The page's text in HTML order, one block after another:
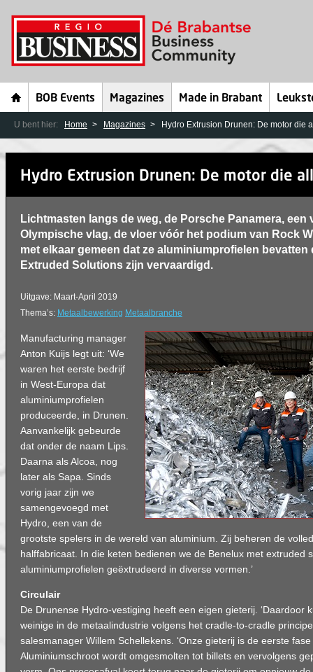
BOB Events Magazines Made in Brabant
U bent hier: Home Magazines Hydro Extrusion Drunen: De motor die
Hydro Extrusion Drunen: De motor die
Lichtmasten langs de weg, de Porsche Panamera, een
Olympische vlag, de vloer vóór het podium van Rock
met elkaar gemeen dat ze aluminiumprofielen
Extruded Solutions zijn vervaardigd.
Uitgave: Maart-April 2019
Thema’s: Metaalbewerking Metaalbranche
Manufacturing manager
Anton Kuijs legt uit: ‘We
waren het eerste bedrijf
in West-Europa dat
aluminiumprofielen
produceerde, in Drunen.
Aanvankelijk gebeurde
dat onder de naam Lips.
Daarna als Alcoa, nog
later als Sapa. Sinds
vorig jaar zijn we
samengevoegd met
Hydro, een van de
grootste spelers in de wereld van aluminium. Zij beheren de
halffabricaat. In die keten bedienen we de Benelux met extruded
aluminiumprofielen geëxtrudeerd in diverse vormen.’
Circulair
De Drunense Hydro-vestiging heeft een eigen gieterij. ‘Daardoor
weinige in de metaalindustrie volgens het cradle-to-cradle
salesmanager Willem Schellekens. ‘Onze gieterij is de eerste
Aluminiumschroot wordt omgesmolten tot billets en vervolgens